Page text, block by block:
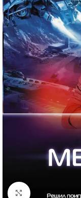
Click to